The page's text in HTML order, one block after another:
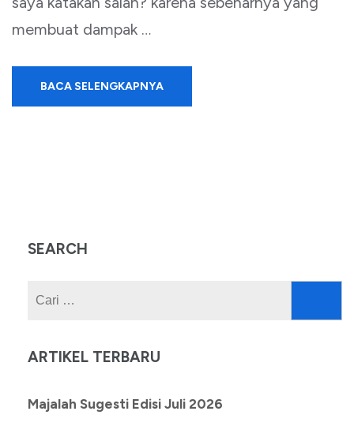
membuat dampak …
BACA SELENGKAPNYA
SEARCH
ARTIKEL TERBARU
Majalah Sugesti Edisi Juli 2026